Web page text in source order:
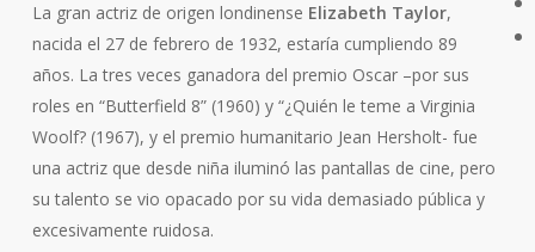
La gran actriz de origen londinense Elizabeth Taylor,
nacida el 27 de febrero de 1932, estaría cumpliendo 89
años. La tres veces ganadora del premio Oscar –por sus
roles en “Butterfield 8” (1960) y “¿Quién le teme a Virginia
Woolf? (1967), y el premio humanitario Jean Hersholt- fue
una actriz que desde niña iluminó las pantallas de cine, pero
su talento se vio opacado por su vida demasiado pública y
excesivamente ruidosa.